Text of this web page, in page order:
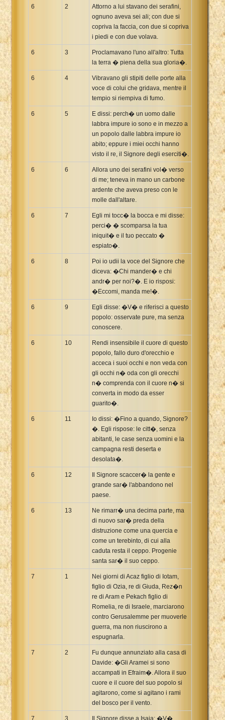
6 2
Attorno a lui stavano dei serafini,
ognuno aveva sei ali; con due si
copriva la faccia, con due si copriva
i piedi e con due volava.
6 3
Proclamavano l'uno all'altro: Tutta
la terra � piena della sua gloria�.
6 4
Vibravano gli stipiti delle porte alla
voce di colui che gridava, mentre il
tempio si riempiva di fumo.
6 5
E dissi: perch� un uomo dalle
labbra impure io sono e in mezzo a
un popolo dalle labbra impure io
abito; eppure i miei occhi hanno
visto il re, il Signore degli eserciti�.
6 6
Allora uno dei serafini vol� verso
di me; teneva in mano un carbone
ardente che aveva preso con le
molle dall'altare.
6 7
Egli mi tocc� la bocca e mi disse:
perci� � scomparsa la tua
iniquit� e il tuo peccato �
espiato�.
6 8
Poi io udii la voce del Signore che
diceva: �Chi mander� e chi
andr� per noi?�. E io risposi:
�Eccomi, manda me!�.
6 9
Egli disse: �V� e riferisci a questo
popolo: osservate pure, ma senza
conoscere.
6 10
Rendi insensibile il cuore di questo
popolo, fallo duro d'orecchio e
acceca i suoi occhi e non veda con
gli occhi n� oda con gli orecchi
n� comprenda con il cuore n� si
converta in modo da esser
guarito�.
6 11
Io dissi: �Fino a quando, Signore?
�. Egli rispose: le citt�, senza
abitanti, le case senza uomini e la
campagna resti deserta e
desolata�.
6 12
Il Signore scaccer� la gente e
grande sar� l'abbandono nel
paese.
6 13
Ne rimarr� una decima parte, ma
di nuovo sar� preda della
distruzione come una quercia e
come un terebinto, di cui alla
caduta resta il ceppo. Progenie
santa sar� il suo ceppo.
7 1
Nei giorni di Acaz figlio di Iotam,
figlio di Ozia, re di Giuda, Rez�n
re di Aram e Pekach figlio di
Romelia, re di Israele, marciarono
contro Gerusalemme per muoverle
guerra, ma non riuscirono a
espugnarla.
7 2
Fu dunque annunziato alla casa di
Davide: �Gli Aramei si sono
accampati in Efraim�. Allora il suo
cuore e il cuore del suo popolo si
agitarono, come si agitano i rami
del bosco per il vento.
7 3 Il Signore disse a Isaia: �V�